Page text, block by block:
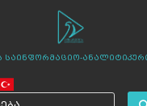
საინფორმაციო-
სიახლეები
ჩვენ შესახებ
ცენტრის პროექტები